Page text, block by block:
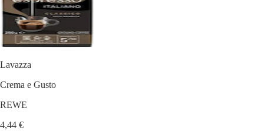
Lavazza
Crema e Gusto
REWE
4,44 €